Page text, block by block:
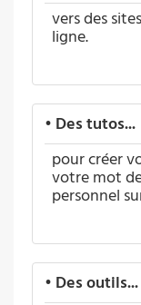
vers des
ligne.
• Des tutos...
pour créer
votre mot
personnel
• Des outils...